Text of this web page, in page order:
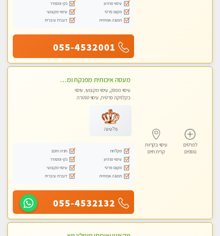
עיסוי מרגיע
נקי ומסודר
מקום פרטי
עיסוי מקצועי
תמונה אמיתית
דוברת עיברית
055-4532001
לפרטים
נוספים
עיסוי בקריות
קרית חיים
מעסה איכותית מפנקת ומקצועית מאוד בקריות - ללא מין !
עיסוי מפנק, עיסוי מקצועי, עיסוי
בקלניקה פרטית, עיסוי טנטרה
פלטינה
מקלחת
חניה חינם
עיסוי מרגיע
נקי ומסודר
מקום פרטי
עיסוי מקצועי
תמונה אמיתית
דוברת עיברית
055-4532132